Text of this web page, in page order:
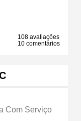
108 avaliações
10 comentários
Com Serviço